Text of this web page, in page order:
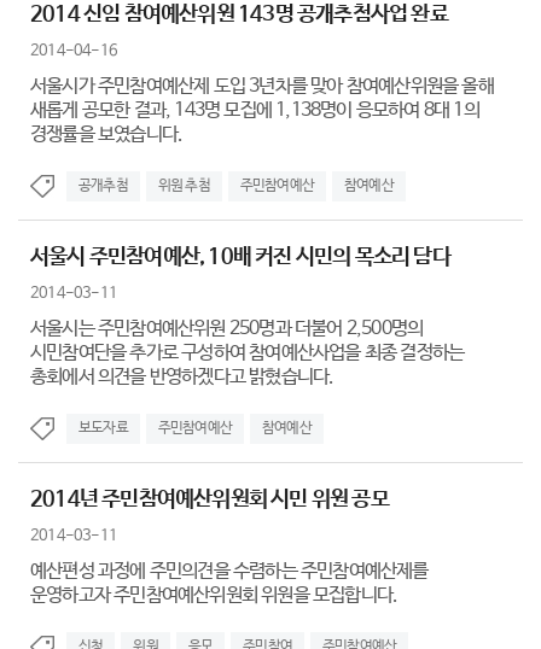
2014 신임 참여예산위원 143명 공개추첨사업 완료
2014-04-16
서울시가 주민참여예산제 도입 3년차를 맞아 참여예산위원을 올해
새롭게 공모한 결과, 143명 모집에 1,138명이 응모하여 8대 1의
경쟁률을 보였습니다.
공개추첨 위원 추첨 주민참여예산 참여예산
서울시 주민참여예산, 10배 커진 시민의 목소리 담다
2014-03-11
서울시는 주민참여예산위원 250명과 더불어 2,500명의
시민참여단을 추가로 구성하여 참여예산사업을 최종 결정하는
총회에서 의견을 반영하겠다고 밝혔습니다.
보도자료 주민참여예산 참여예산
2014년 주민참여예산위원회 시민 위원 공모
2014-03-11
예산편성 과정에 주민의견을 수렴하는 주민참여예산제를
운영하고자 주민참여예산위원회 위원을 모집합니다.